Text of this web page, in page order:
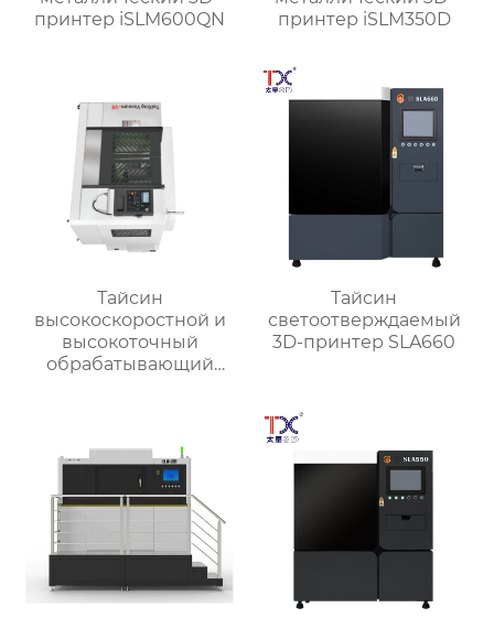
принтер iSLM600QN
принтер iSLM350D
Тайсин
высокоскоростной и
высокоточный
обрабатывающий
Тайсин
светоотверждаемый
3D-принтер SLA660